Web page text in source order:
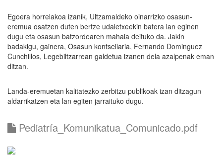
Egoera horrelakoa izanik, Ultzamaldeko oinarrizko osasun-
eremua osatzen duten bertze udaletxeekin batera lan eginen
dugu eta osasun batzordearen mahaia deituko da. Jakin
badakigu, gainera, Osasun kontseilaria, Fernando Dominguez
Cunchillos, Legebiltzarrean galdetua izanen dela azalpenak eman
ditzan.
Landa-eremuetan kalitatezko zerbitzu publikoak izan ditzagun
aldarrikatzen eta lan egiten jarraituko dugu.
Pediatría_Komunikatua_Comunicado.pdf